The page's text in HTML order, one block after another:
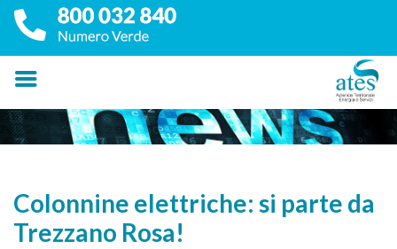
Colonnine elettriche: si parte da
Trezzano Rosa!